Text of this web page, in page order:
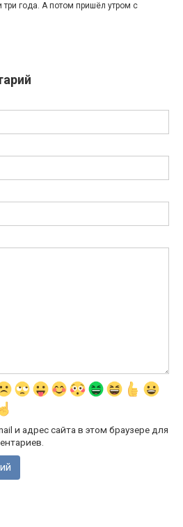
года. А потом пришёл утром с
и адрес сайта в этом браузере для